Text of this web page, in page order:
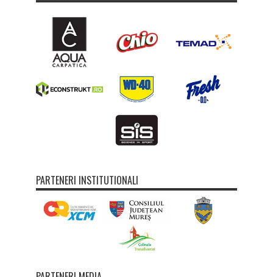
PARTENERI INSTITUTIONALI